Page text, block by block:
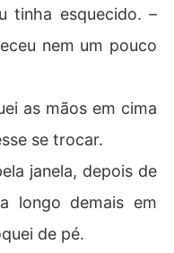
tinha esquecido. –
nem um pouco
as mãos em cima
se trocar.
janela, depois de
longo demais em
de pé.